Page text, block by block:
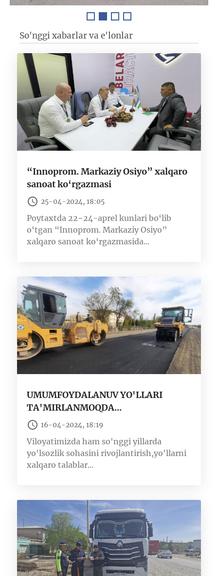
So'nggi xabarlar va e'lonlar
“Innoprom. Markaziy Osiyo” xalqaro
sanoat ko‘rgazmasi
25-04-2024, 18:05
Poytaxtda 22−24-aprel kunlari bo‘lib
o‘tgan “Innoprom. Markaziy Osiyo”
xalqaro sanoat ko‘rgazmasida...
UMUMFOYDALANUV YO'LLARI
TA'MIRLANMOQDA...
16-04-2024, 18:19
Viloyatimizda ham so'nggi yillarda
yo'lsozlik sohasini rivojlantirish,yo'llarni
xalqaro talablar...